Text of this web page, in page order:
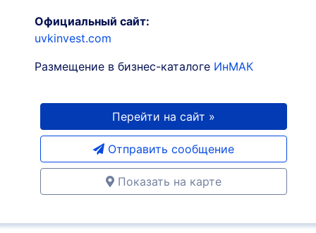
Официальный сайт:
uvkinvest.com
Размещение в бизнес-каталоге ИнМАК
Перейти на сайт »
Отправить сообщение
Показать на карте